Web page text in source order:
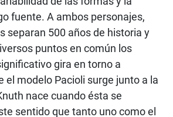
fuente. A ambos personajes,
separan 500 años de historia y
puntos en común los
gira en torno a
el modelo Pacioli surge junto a la
nace cuando ésta se
sentido que tanto uno como el